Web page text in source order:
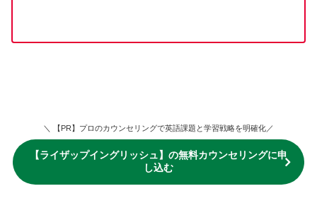
＼ 【PR】プロのカウンセリングで英語課題と学習戦略を明確化／
【ライザップイングリッシュ】の無料カウンセリングに申
し込む